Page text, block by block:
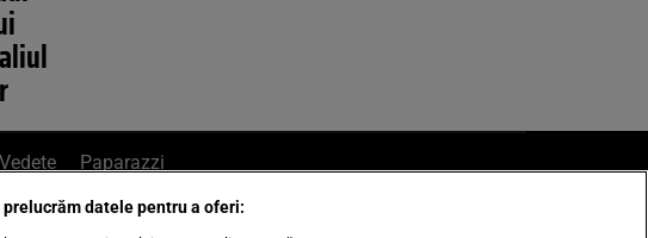
Vedete Paparazzi
datele pentru a oferi: